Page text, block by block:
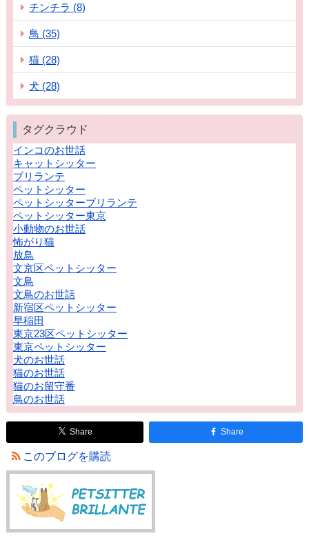
チンチラ (8)
鳥 (35)
猫 (28)
犬 (28)
タグクラウド
インコのお世話
キャットシッター
ブリランテ
ペットシッター
ペットシッターブリランテ
ペットシッター東京
小動物のお世話
怖がり猫
放鳥
文京区ペットシッター
文鳥
文鳥のお世話
新宿区ペットシッター
早稲田
東京23区ペットシッター
東京ペットシッター
犬のお世話
猫のお世話
猫のお留守番
鳥のお世話
Share Share
このブログを購読